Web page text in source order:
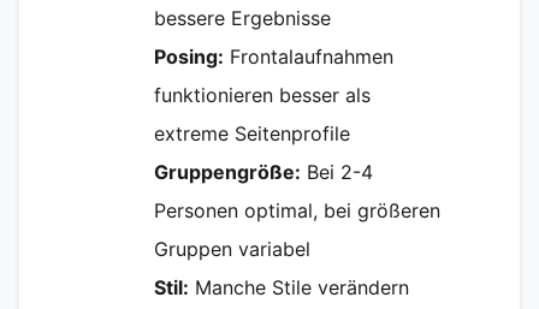
bessere Ergebnisse
Posing: Frontalaufnahmen
funktionieren besser als
extreme Seitenprofile
Gruppengröße: Bei 2-4
Personen optimal, bei größeren
Gruppen variabel
Stil: Manche Stile verändern